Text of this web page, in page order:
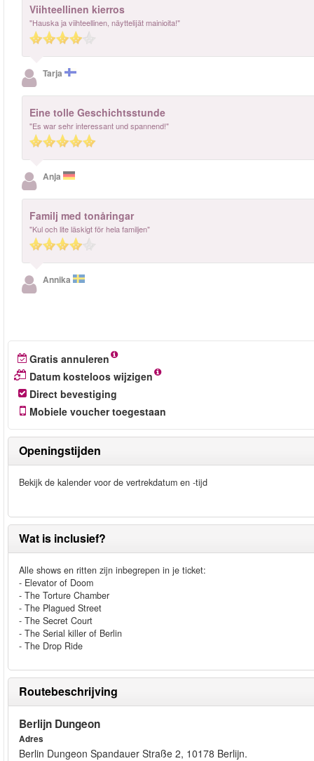
Viihteellinen kierros
"Hauska ja viihteellinen, näyttelijät mainioita!"
Tarja
Eine tolle Geschichtsstunde
"Es war sehr interessant und spannend!"
Anja
Familj med tonåringar
"Kul och lite läskigt för hela familjen"
Annika
Gratis annuleren
Datum kosteloos wijzigen
Direct bevestiging
Mobiele voucher toegestaan
Openingstijden
Bekijk de kalender voor de vertrekdatum en -tijd
Wat is inclusief?
Alle shows en ritten zijn inbegrepen in je ticket:
- Elevator of Doom
- The Torture Chamber
- The Plagued Street
- The Secret Court
- The Serial killer of Berlin
- The Drop Ride
Routebeschrijving
Berlijn Dungeon
Adres
Berlin Dungeon Spandauer Straße 2, 10178 Berlijn.